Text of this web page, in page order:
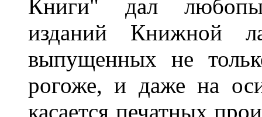
Книги" дал
изданий Книжной
выпущенных не
рогоже, и даже на
касается печатных